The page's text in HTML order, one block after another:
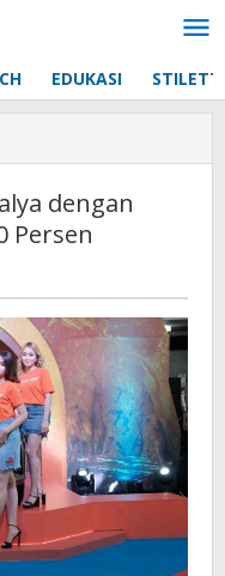
EDUKASI
dengan
Persen